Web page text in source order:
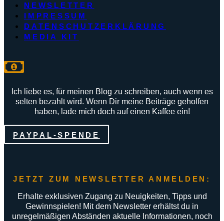
NEWSLETTER
IMPRESSUM
DATENSCHUTZERKLÄRUNG
MEDIA KIT
Ich liebe es, für meinen Blog zu schreiben, auch wenn es
selten bezahlt wird. Wenn Dir meine Beiträge geholfen
haben, lade mich doch auf einen Kaffee ein!
PAYPAL-SPENDE
JETZT ZUM NEWSLETTER ANMELDEN:
Erhalte exklusiven Zugang zu Neuigkeiten, Tipps und
Gewinnspielen! Mit dem Newsletter erhältst du in
unregelmäßigen Abständen aktuelle Informationen, noch